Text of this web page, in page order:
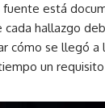
está
cada hallazgo
cómo se llegó a
un